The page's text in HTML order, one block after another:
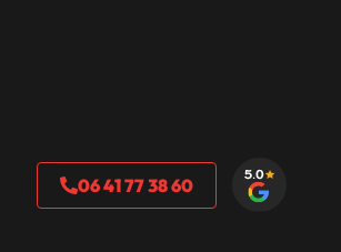
06 41 77 38 60